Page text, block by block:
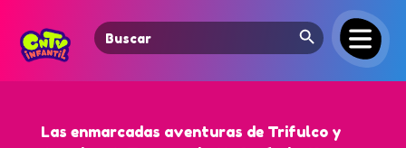
Search
for:
Search Button
Las enmarcadas aventuras de Trifulco y